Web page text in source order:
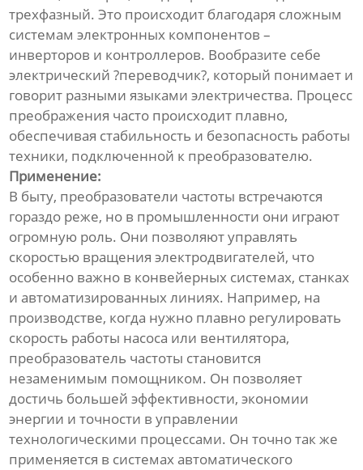
трехфазный. Это происходит благодаря сложным
системам электронных компонентов –
инверторов и контроллеров. Вообразите себе
электрический ?переводчик?, который понимает и
говорит разными языками электричества. Процесс
преображения часто происходит плавно,
обеспечивая стабильность и безопасность работы
техники, подключенной к преобразователю.
Применение:
В быту, преобразователи частоты встречаются
гораздо реже, но в промышленности они играют
огромную роль. Они позволяют управлять
скоростью вращения электродвигателей, что
особенно важно в конвейерных системах, станках
и автоматизированных линиях. Например, на
производстве, когда нужно плавно регулировать
скорость работы насоса или вентилятора,
преобразователь частоты становится
незаменимым помощником. Он позволяет
достичь большей эффективности, экономии
энергии и точности в управлении
технологическими процессами. Он точно так же
применяется в системах автоматического